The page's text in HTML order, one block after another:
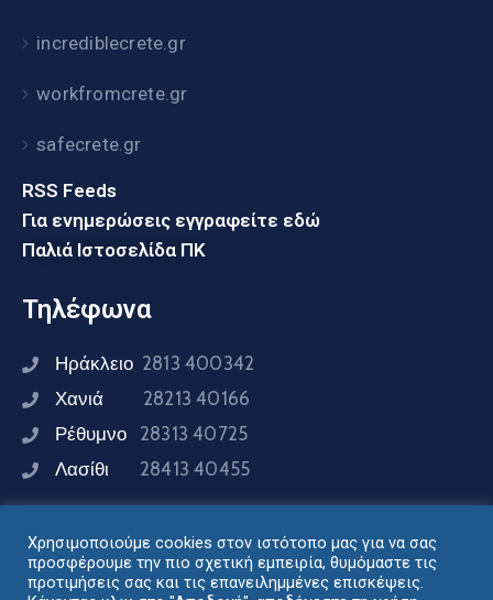
incrediblecrete.gr
workfromcrete.gr
safecrete.gr
RSS Feeds
Για ενημερώσεις εγγραφείτε εδώ
Παλιά Ιστοσελίδα ΠΚ
Τηλέφωνα
Ηράκλειο 2813 400342
Χανιά 28213 40166
Ρέθυμνο 28313 40725
Λασίθι 28413 40455
Συνδεθείτε μαζί μας
Χρησιμοποιούμε cookies στον ιστότοπο μας για να σας
προσφέρουμε την πιο σχετική εμπειρία, θυμόμαστε τις
προτιμήσεις σας και τις επανειλημμένες επισκέψεις.